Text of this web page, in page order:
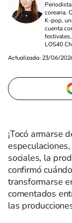
coreana.
K-pop,
cuenta
LOS40
Actualizada: 23/06/
¡Tocó armarse
sociales, la
confirmó
transformarse
comentados
las